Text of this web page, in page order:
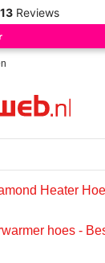
Reviews
Heater
hoes -
website te